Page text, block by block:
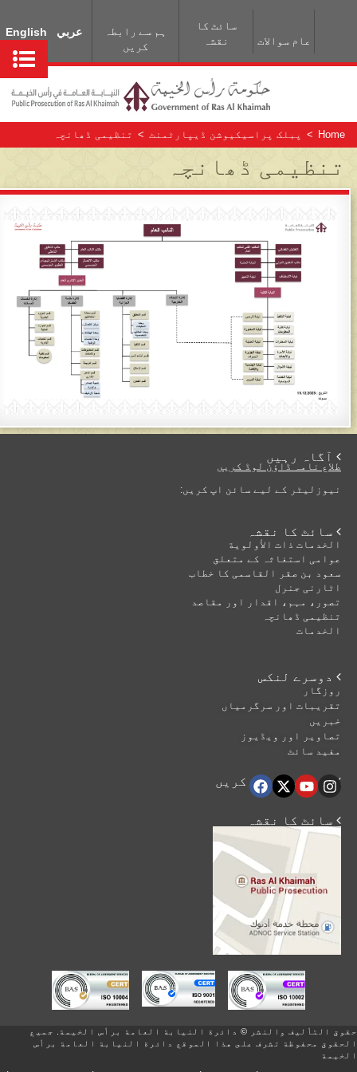
عربي English
ہم سے رابطہ
کریں
سائٹ کا
نقشہ
عام سوالات
Home
> پبلک پراسیکیوشن ڈيپارٹمنٹ > تنظیمی ڈھانچہ
تنظیمی ڈھانچہ
 آگاہ رہیں
طلاع نامہ ڈاؤن لوڈ کریں
نیوزلیٹر کے لیے سائن اپ کریں:
 سائٹ کا نقشہ
الخدمات ذات الأولوية
عوامی استغاثہ کے متعلق
سعود بن صقر القاسمی کا خطاب
اٹارنی جنرل
تصور، مہم، اقدار اور مقاصد
تنظیمی ڈھانچہ
الخدمات
 دوسرے لنکس
روزگار
تقریبات اور سرگرمیاں
خبریں
تصاویر اور ویڈیوز
مفید سائٹ
 ہماری اتباع کریں
 سائٹ کا نقشہ
حقوق التأليف والنشر © دائرة النيابة العامة برأس الخيمة. جميع
الحقوق محفوظة تشرف على هذا الموقع دائرة النيابة العامة برأس
الخيمة